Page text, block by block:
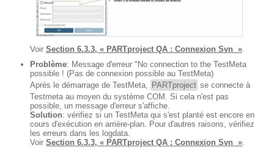
Voir Section 6.3.3, « PARTproject QA : Connexion Svn »
Problème: Message d'erreur "No connection to the TestMeta
possible ! (Pas de connexion possible au TestMeta)
Après le démarrage de TestMeta,
PARTproject se connecte à
Testmeta au moyen du système COM. Si cela n'est pas
possible, un message d'erreur s'affiche.
Solution: vérifiez si un TestMeta qui s'est planté est encore en
cours d'exécution en arrière-plan. Pour d'autres raisons, vérifiez
les erreurs dans les logdata.
Voir Section 6.3.3, « PARTproject QA : Connexion Svn »